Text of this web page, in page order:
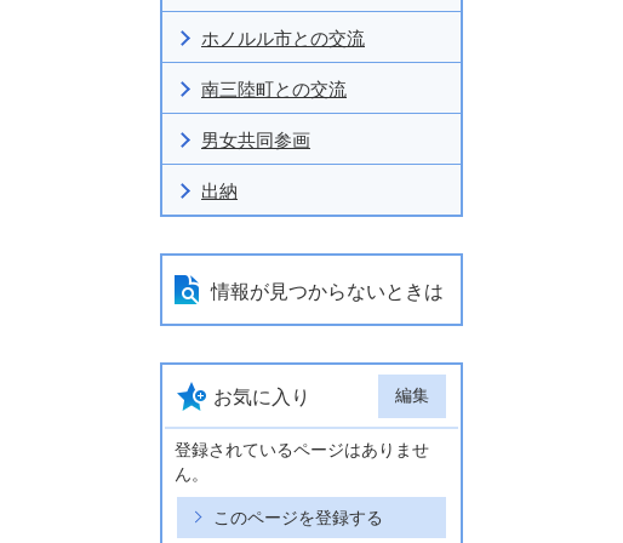
ホノルル市との交流
南三陸町との交流
男女共同参画
出納
情報が見つからないときは
お気に入り 編集
登録されているページはありませ
ん。
このページを登録する